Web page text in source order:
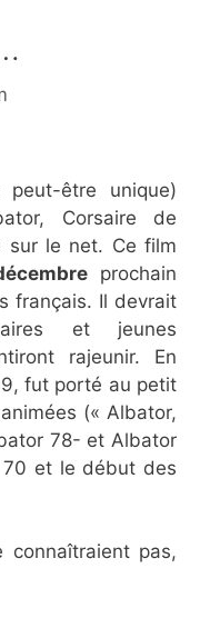
être unique)
Corsaire de
sur le net. Ce film
prochain
français. Il devrait
et jeunes
rajeunir. En
fut porté au petit
(« Albator,
78- et Albator
et le début des
connaîtraient pas,